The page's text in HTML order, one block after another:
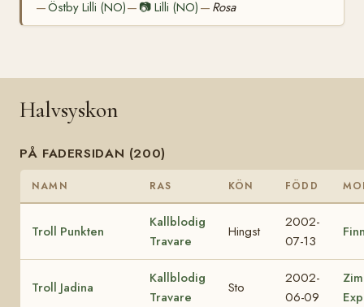
—Östby Lilli (NO)— 📷Lilli (NO) — Rosa
Halvsyskon
PÅ FADERSIDAN (200)
NAMN RAS KÖN FÖDD
Troll Punkten
Kallblodig
Travare
Hingst
2002-
07-13
Troll Jadina
Kallblodig
Travare
Sto
2002-
06-09